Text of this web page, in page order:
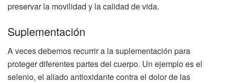
preservar la movilidad y la calidad de vida.
Suplementación
A veces debemos recurrir a la suplementación para
proteger diferentes partes del cuerpo. Un ejemplo es el
selenio, el aliado antioxidante contra el dolor de las